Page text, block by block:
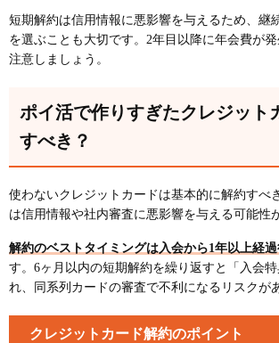
短期解約は信用情報に悪影響を与えるため、継
を選ぶことも大切です。2年目以降に年会費が
注意しましょう。
ポイ活で作りすぎたクレジット
すべき？
使わないクレジットカードは基本的に解約すべ
は信用情報や社内審査に悪影響を与える可能性
解約のベストタイミングは入会から1年以上経
す。6ヶ月以内の短期解約を繰り返すと「入会
れ、同系列カードの審査で不利になるリスクが
クレジットカード解約のポイント